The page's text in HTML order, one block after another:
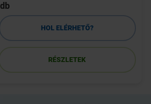
db
HOL ELÉRHETŐ?
RÉSZLETEK